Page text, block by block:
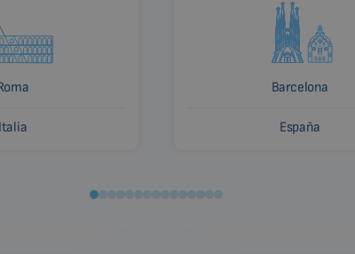
Italia
Barcelona
España